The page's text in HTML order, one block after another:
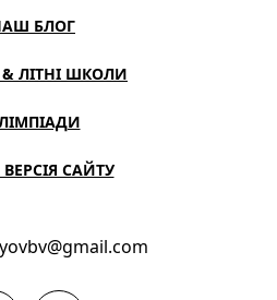
БЛОГ
ЛІТНІ ШКОЛИ
ВЕРСІЯ САЙТУ